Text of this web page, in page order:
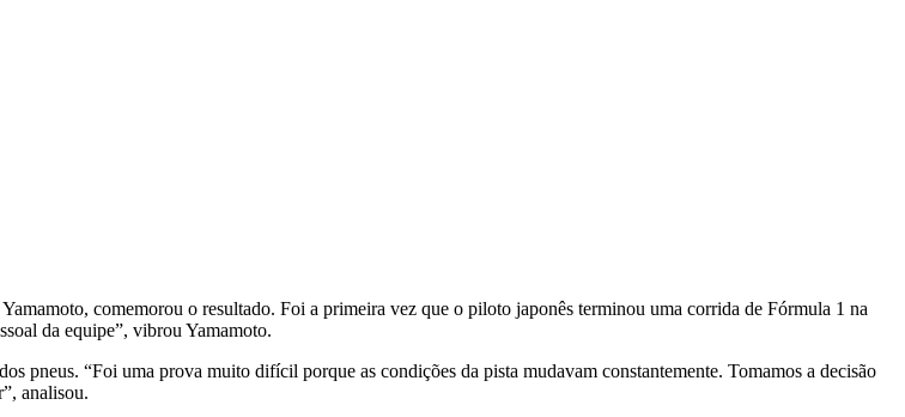
comemorou o resultado. Foi a primeira vez que o piloto japonês terminou uma corrida de Fórmula 1 na
da equipe”, vibrou Yamamoto.
pneus. “Foi uma prova muito difícil porque as condições da pista mudavam constantemente. Tomamos a decisão
analisou.